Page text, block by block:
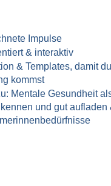
Impulse
& interaktiv
& Templates, damit
kommst
Mentale Gesundheit
und gut aufladen